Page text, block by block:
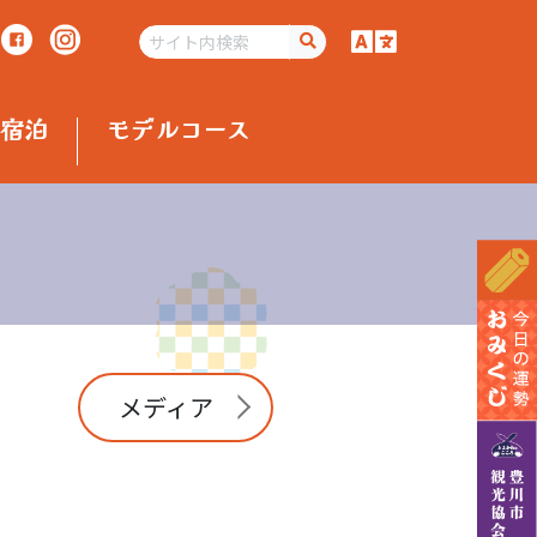
宿泊 モデルコース
メディア